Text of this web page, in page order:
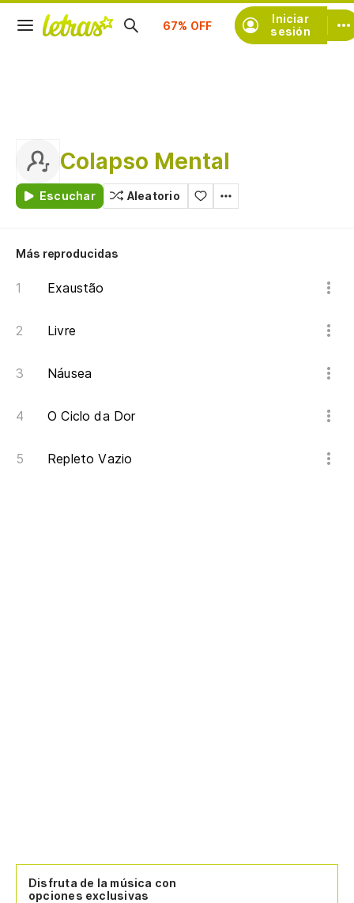
Iniciar
sesión
Suscríbete
Colapso Mental
Escuchar Aleatorio
Más reproducidas
Exaustão
Livre
Náusea
O Ciclo da Dor
Repleto Vazio
Disfruta de la música con
opciones exclusivas